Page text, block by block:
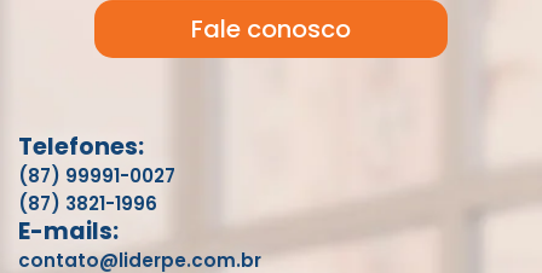
Fale conosco
Telefones:
(87) 99991-0027
(87) 3821-1996
E-mails:
contato@liderpe.com.br